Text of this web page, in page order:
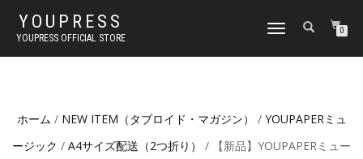
YOUPRESS
YOUPRESS OFFICIAL STORE
ナ
ゲ
ン
り
0
ホーム / NEW ITEM（タブロイド・マガジン） / YOUPAPERミュ
ージック / A4サイズ配送（2つ折り）
/ 【新品】YOUPAPERミュー